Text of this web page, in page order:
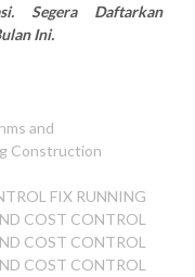
Segera Daftarkan
Ini.
and
Construction
FIX RUNNING
COST CONTROL
COST CONTROL
COST CONTROL